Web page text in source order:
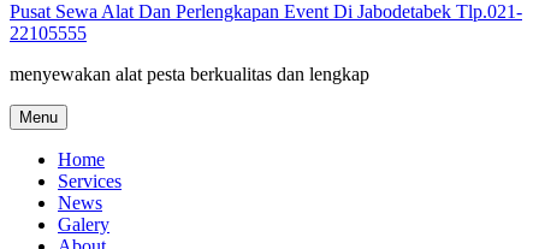
Pusat Sewa Alat Dan Perlengkapan Event Di Jabodetabek Tlp.021-
22105555
menyewakan alat pesta berkualitas dan lengkap
Menu
Home
Services
News
Galery